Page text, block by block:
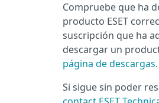
Compruebe que ha
producto ESET
suscripción que ha
descargar un
página de descargas.
Si sigue sin poder